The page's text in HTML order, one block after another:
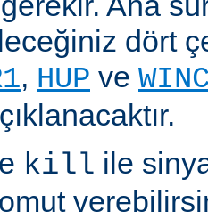
dört
, HUP ve
kill ile